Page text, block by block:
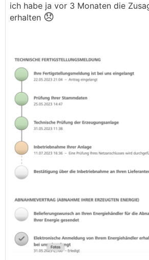
ich habe ja vor 3 Monaten die
erhalten 😞